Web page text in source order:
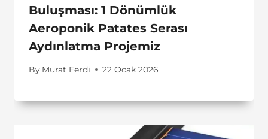
Buluşması: 1 Dönümlük
Aeroponik Patates Serası
Aydınlatma Projemiz
By Murat Ferdi 22 Ocak 2026